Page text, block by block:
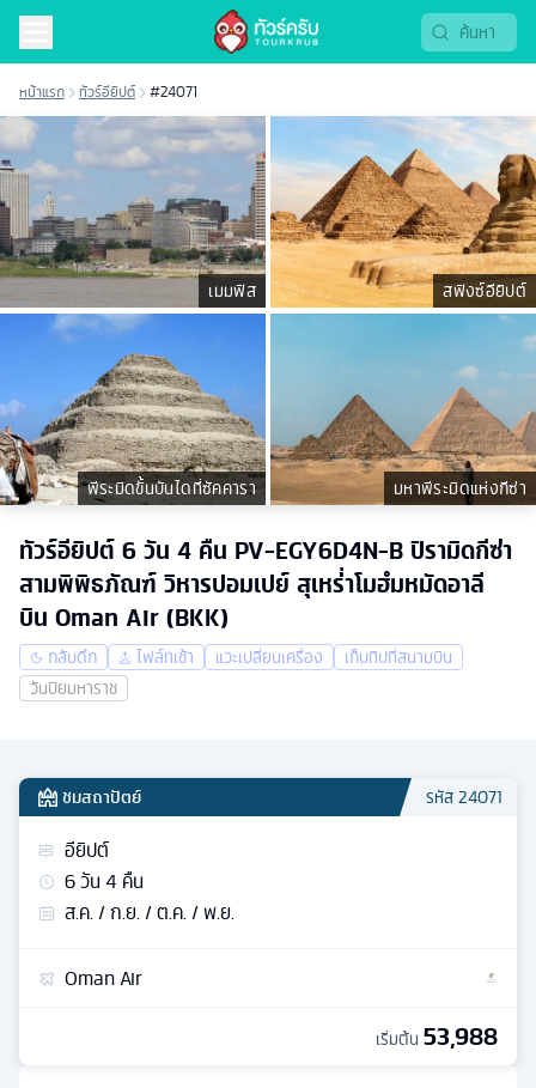
หน้าแรก ทัวร์อียิปต์ #24071
เมมฟิส สฟิงซ์อียิปต์
พีระมิดขั้นบันไดที่ซัคคารา มหาพีระมิดแห่งกีซ่า
ทัวร์อียิปต์ 6 วัน 4 คืน PV-EGY6D4N-B ปิรามิดกีซ่า
สามพิพิธภัณฑ์ วิหารปอมเปย์ สุเหร่่าโมฮํมหมัดอาลี
บิน Oman Air (BKK)
กลับดึก ไฟล์ทเช้า แวะเปลี่ยนเครื่อง
เก็บทิปที่สนามบิน
วันปิยมหาราช
ชมสถาปัตย์ รหัส24071
อียิปต์
6วัน4 คืน
ส.ค. / ก.ย. / ต.ค. / พ.ย.
Oman Air
เริ่มต้น 53,988